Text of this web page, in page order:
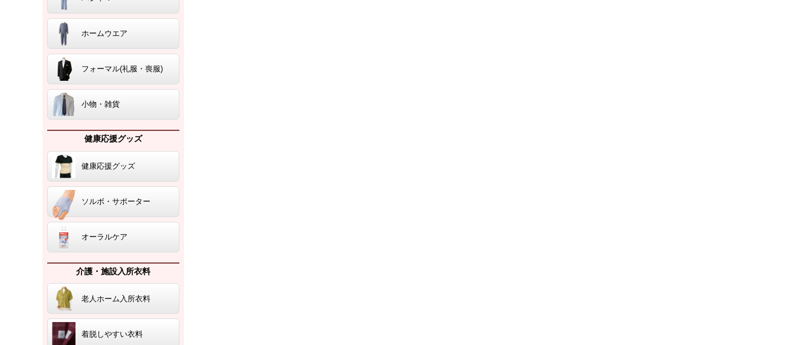
ホームウエア
フォーマル(礼服・喪服)
小物・雑貨
健康応援グッズ
健康応援グッズ
ソルボ・サポーター
オーラルケア
介護・施設入所衣料
老人ホーム入所衣料
着脱しやすい衣料